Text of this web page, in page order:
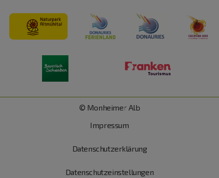
© Monheimer Alb
Impressum
Datenschutzerklärung
Datenschutzeinstellungen